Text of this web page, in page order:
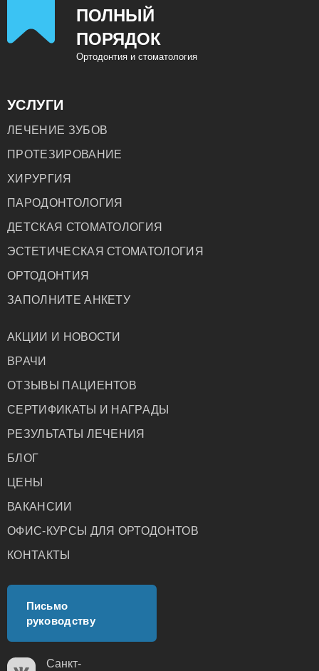
ПОЛНЫЙ
ПОРЯДОК
Ортодонтия и стоматология
УСЛУГИ
ЛЕЧЕНИЕ ЗУБОВ
ПРОТЕЗИРОВАНИЕ
ХИРУРГИЯ
ПАРОДОНТОЛОГИЯ
ДЕТСКАЯ СТОМАТОЛОГИЯ
ЭСТЕТИЧЕСКАЯ СТОМАТОЛОГИЯ
ОРТОДОНТИЯ
ЗАПОЛНИТЕ АНКЕТУ
АКЦИИ И НОВОСТИ
ВРАЧИ
ОТЗЫВЫ ПАЦИЕНТОВ
СЕРТИФИКАТЫ И НАГРАДЫ
РЕЗУЛЬТАТЫ ЛЕЧЕНИЯ
БЛОГ
ЦЕНЫ
ВАКАНСИИ
ОФИС-КУРСЫ ДЛЯ ОРТОДОНТОВ
КОНТАКТЫ
Письмо
руководству
Санкт-